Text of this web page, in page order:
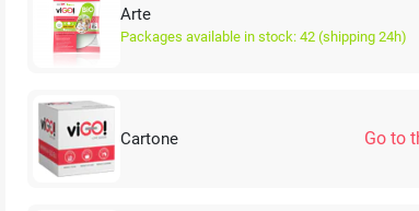
Arte
Packages available in stock: 42 (shipping 24h)
Cartone Go to